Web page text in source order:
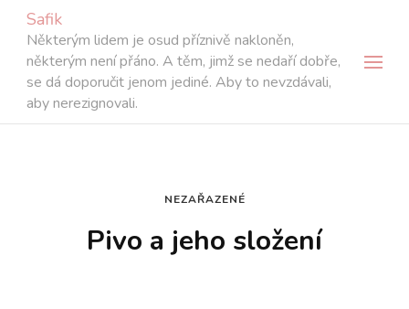
Safik
Některým lidem je osud příznivě nakloněn,
některým není přáno. A těm, jimž se nedaří dobře,
se dá doporučit jenom jediné. Aby to nevzdávali,
aby nerezignovali.
NEZAŘAZENÉ
Pivo a jeho složení